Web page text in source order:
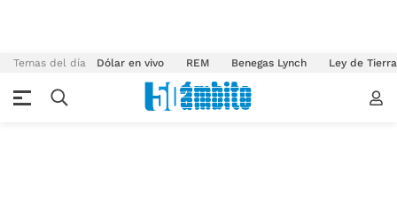
Temas del día Dólar en vivo REM Benegas Lynch Ley de